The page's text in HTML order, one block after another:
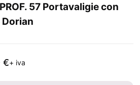
57 Portavaligie con
€+ iva